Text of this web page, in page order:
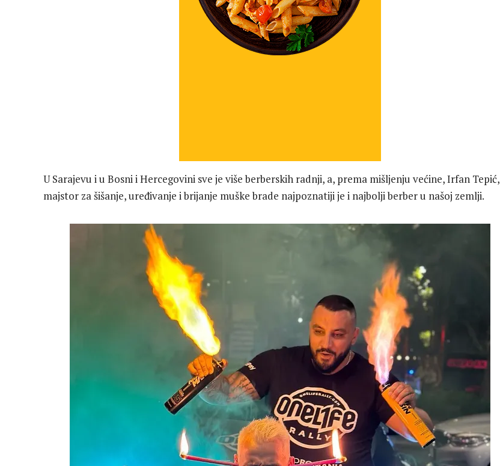
U Sarajevu i u Bosni i Hercegovini sve je više berberskih radnji, a, prema mišljenju većine, Irfan Tepić,
majstor za šišanje, uređivanje i brijanje muške brade najpoznatiji je i najbolji berber u našoj zemlji.